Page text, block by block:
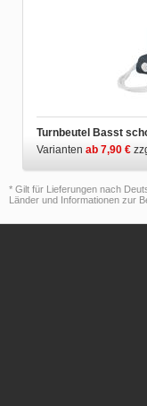
Turnbeutel Basst
Varianten ab 7,90 €
* Gilt für Lieferungen nach
Länder und Informationen zur